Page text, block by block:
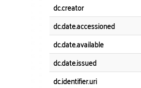
dc.creator
dc.date.accessioned
dc.date.available
dc.date.issued
dc.identifier.uri